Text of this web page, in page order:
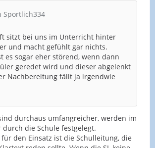
Sportlich334
sitzt bei uns im Unterricht hinter
und macht gefühlt gar nichts.
es sogar eher störend, wenn dann
geredet wird und dieser abgelenkt
Nachbereitung fällt ja irgendwie
durchaus umfangreicher, werden im
durch die Schule festgelegt.
den Einsatz ist die Schulleitung, die